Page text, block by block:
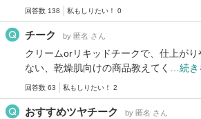
回答数 138 私もしりたい！ 0
チーク by 匿名 さん
クリームorリキッドチークで、仕上が
ない、乾燥肌向けの商品教えてく… 続き
回答数 63 私もしりたい！ 2
おすすめツヤチーク by 匿名 さん